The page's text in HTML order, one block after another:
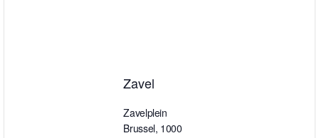
Zavel
Zavelplein
Brussel, 1000